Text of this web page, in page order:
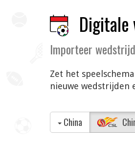
Digitale
Importeer
Zet het
nieuwe wedstrijden
China